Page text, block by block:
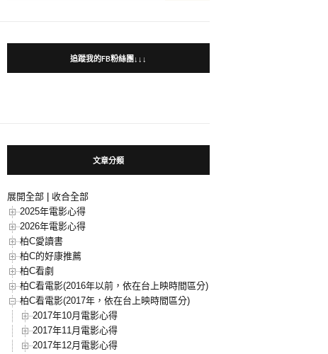
追蹤我的FB粉絲團↓↓↓
文章分類
展開全部
收合全部
2025年電影心得
2026年電影心得
柏C愛讀書
柏C的好康推薦
柏C看劇
柏C看電影(2016年以前，依在台上映時間區分)
柏C看電影(2017年，依在台上映時間區分)
2017年10月電影心得
2017年11月電影心得
2017年12月電影心得